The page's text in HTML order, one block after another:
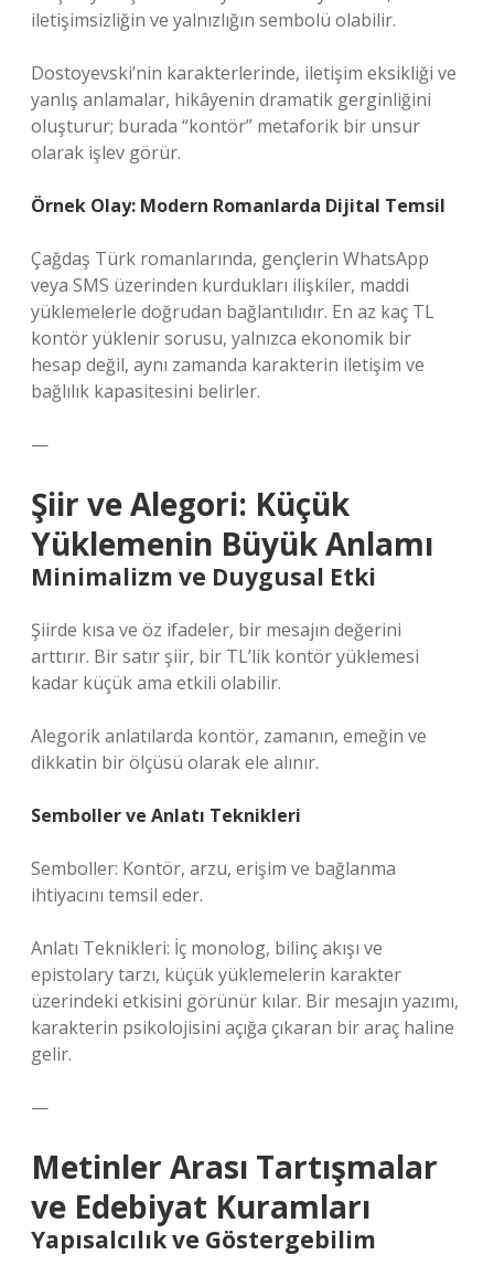
iletişimsizliğin ve yalnızlığın sembolü olabilir.
Dostoyevski’nin karakterlerinde, iletişim eksikliği ve
yanlış anlamalar, hikâyenin dramatik gerginliğini
oluşturur; burada “kontör” metaforik bir unsur
olarak işlev görür.
Örnek Olay: Modern Romanlarda Dijital Temsil
Çağdaş Türk romanlarında, gençlerin WhatsApp
veya SMS üzerinden kurdukları ilişkiler, maddi
yüklemelerle doğrudan bağlantılıdır. En az kaç TL
kontör yüklenir sorusu, yalnızca ekonomik bir
hesap değil, aynı zamanda karakterin iletişim ve
bağlılık kapasitesini belirler.
—
Şiir ve Alegori: Küçük
Yüklemenin Büyük Anlamı
Minimalizm ve Duygusal Etki
Şiirde kısa ve öz ifadeler, bir mesajın değerini
arttırır. Bir satır şiir, bir TL’lik kontör yüklemesi
kadar küçük ama etkili olabilir.
Alegorik anlatılarda kontör, zamanın, emeğin ve
dikkatin bir ölçüsü olarak ele alınır.
Semboller ve Anlatı Teknikleri
Semboller: Kontör, arzu, erişim ve bağlanma
ihtiyacını temsil eder.
Anlatı Teknikleri: İç monolog, bilinç akışı ve
epistolary tarzı, küçük yüklemelerin karakter
üzerindeki etkisini görünür kılar. Bir mesajın yazımı,
karakterin psikolojisini açığa çıkaran bir araç haline
gelir.
—
Metinler Arası Tartışmalar
ve Edebiyat Kuramları
Yapısalcılık ve Göstergebilim